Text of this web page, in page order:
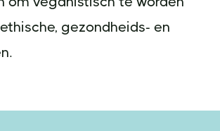
gezondheids- en